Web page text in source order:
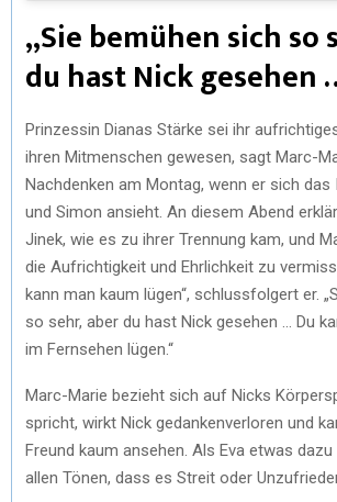
„Sie bemühen sich so
du hast Nick gesehen
Prinzessin Dianas Stärke sei ihr
ihren Mitmenschen gewesen, sagt Marc-
Nachdenken am Montag, wenn er sich
und Simon ansieht. An diesem Abend
Jinek, wie es zu ihrer Trennung kam, und
die Aufrichtigkeit und Ehrlichkeit zu
kann man kaum lügen“, schlussfolgert er.
so sehr, aber du hast Nick gesehen … Du
im Fernsehen lügen.“
Marc-Marie bezieht sich auf Nicks
spricht, wirkt Nick gedankenverloren und
Freund kaum ansehen. Als Eva etwas
allen Tönen, dass es Streit oder